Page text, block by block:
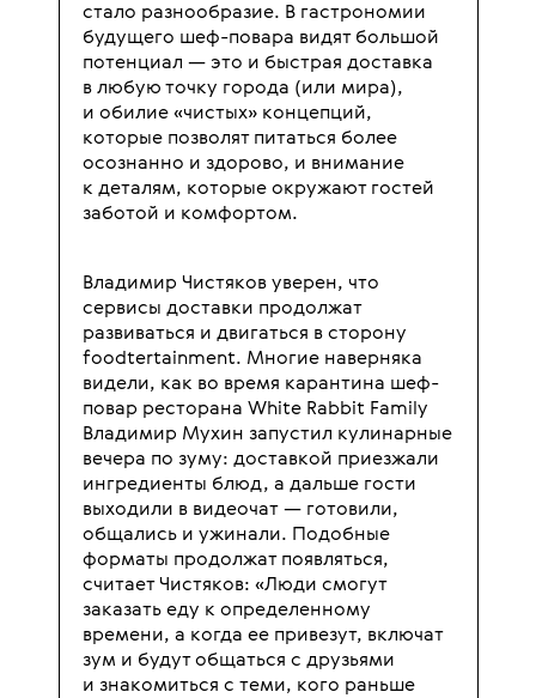
стало разнообразие. В гастрономии
будущего шеф-повара видят большой
потенциал — это и быстрая доставка
в любую точку города (или мира),
и обилие «чистых» концепций,
которые позволят питаться более
осознанно и здорово, и внимание
к деталям, которые окружают гостей
заботой и комфортом.
Владимир Чистяков уверен, что
сервисы доставки продолжат
развиваться и двигаться в сторону
foodtertainment. Многие наверняка
видели, как во время карантина шеф-
повар ресторана White Rabbit Family
Владимир Мухин запустил кулинарные
вечера по зуму: доставкой приезжали
ингредиенты блюд, а дальше гости
выходили в видеочат — готовили,
общались и ужинали. Подобные
форматы продолжат появляться,
считает Чистяков: «Люди смогут
заказать еду к определенному
времени, а когда ее привезут, включат
зум и будут общаться с друзьями
и знакомиться с теми, кого раньше